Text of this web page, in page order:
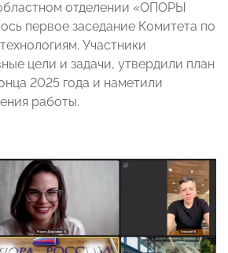
отделении «ОПОРЫ
первое заседание Комитета по
Участники
цели и задачи, утвердили план
2025 года и наметили
работы.